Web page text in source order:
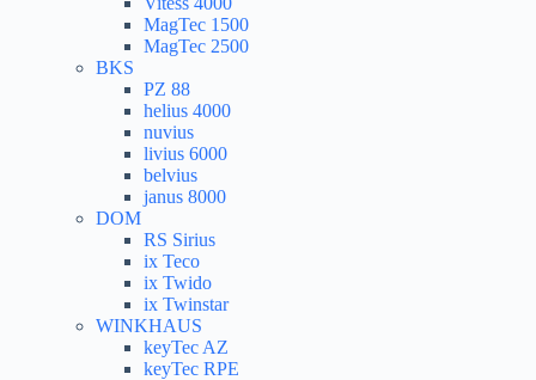
MagTec 1500
MagTec 2500
BKS
PZ 88
helius 4000
nuvius
livius 6000
belvius
janus 8000
DOM
RS Sirius
ix Teco
ix Twido
ix Twinstar
WINKHAUS
keyTec AZ
keyTec RPE